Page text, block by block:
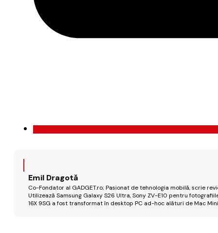
Emil Dragotă
Co-Fondator al GADGET.ro; Pasionat de tehnologia mobilă, scrie
Utilizează Samsung Galaxy S26 Ultra, Sony ZV-E10 pentru
16X 9SG a fost transformat în desktop PC ad-hoc alături de Mac